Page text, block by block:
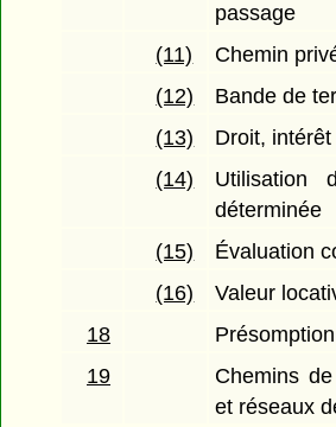
passage
(11)
Chemin
(12)
Bande de
(13)
Droit,
(14)
Utilisation
déterminée
(15)
Évaluation
(16)
Valeur
18
19
Chemins
et réseaux